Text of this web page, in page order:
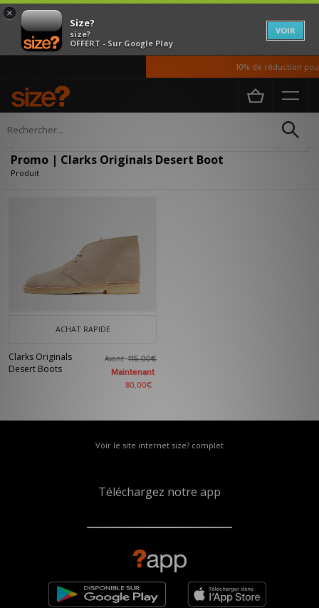
×
Size?
size?
OFFERT - Sur Google Play
VOIR
10% de réduction
Accueil Promo | Clarks Originals Desert Boot
Promo | Clarks Originals Desert Boot
Produit
ACHAT RAPIDE
Clarks Originals
Desert Boots
Avant115,00€
Maintenant
80,00€
Voir le site internet size? complet
Téléchargez notre app